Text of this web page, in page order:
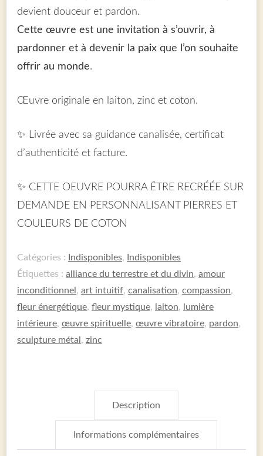
devient douceur et pardon.
Cette œuvre est une invitation à s’ouvrir, à
pardonner et à devenir la paix que l’on souhaite
offrir au monde.
Œuvre originale en laiton, zinc et coton.
✨ Livrée avec sa guidance canalisée, certificat
d’authenticité et facture.
✨ CETTE OEUVRE POURRA ÊTRE RECRÉÉE SUR
DEMANDE EN PERSONNALISANT PIERRES ET
COULEURS DE COTON
Catégories : Indisponibles,
Indisponibles
Étiquettes : alliance du terrestre et du divin, amour
inconditionnel , art intuitif, canalisation, compassion,
fleur énergétique, fleur mystique, laiton,
lumière
intérieure, œuvre spirituelle, œuvre vibratoire, pardon,
sculpture métal , zinc
Description
Informations complémentaires